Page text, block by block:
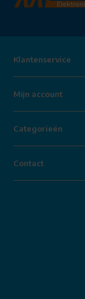
Klantenservice
Mijn account
Categorieën
Contact